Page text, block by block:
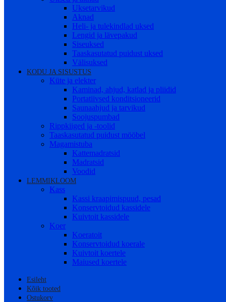
Uksetarvikud
Aknad
Heli- ja tulekindlad uksed
Lengid ja lävepakud
Siseuksed
Taaskasutatud puidust uksed
Välisuksed
KODU JA SISUSTUS
Küte ja elekter
Kaminad, ahjud, katlad ja pliidid
Portatiivsed konditsioneerid
Saunaahjud ja tarvikud
Soojuspumbad
Rippkiiged ja -toolid
Taaskasutatud puidust mööbel
Magamistuba
Kattemadratsid
Madratsid
Voodid
LEMMIKLOOM
Kass
Kassi kraapimispuud, pesad
Konservtoidud kassidele
Kuivtoit kassidele
Koer
Koeratoit
Konservtoidud koerale
Kuivtoit koertele
Maiused koertele
Esileht
Kõik tooted
Ostukorv